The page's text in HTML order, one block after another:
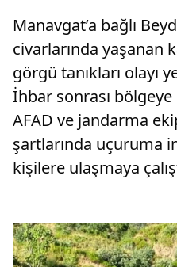
Manavgat’a bağlı
civarlarında yaşanan
görgü tanıkları olayı
İhbar sonrası
AFAD ve jandarma
şartlarında uçuruma
kişilere ulaşmaya